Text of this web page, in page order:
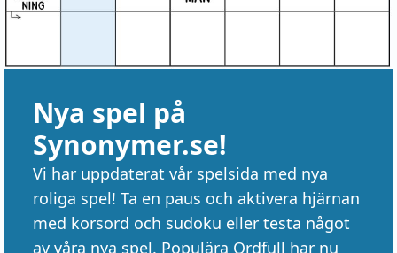
Nya spel på
Synonymer.se!
Vi har uppdaterat vår spelsida med nya
roliga spel! Ta en paus och aktivera hjärnan
med korsord och sudoku eller testa något
av våra nya spel. Populära Ordfull har nu